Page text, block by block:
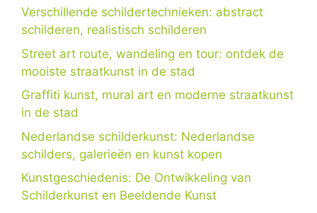
Verschillende schildertechnieken: abstract
schilderen, realistisch schilderen
Street art route, wandeling en tour: ontdek de
mooiste straatkunst in de stad
Graffiti kunst, mural art en moderne straatkunst
in de stad
Nederlandse schilderkunst: Nederlandse
schilders, galerieën en kunst kopen
Kunstgeschiedenis: De Ontwikkeling van
Schilderkunst en Beeldende Kunst